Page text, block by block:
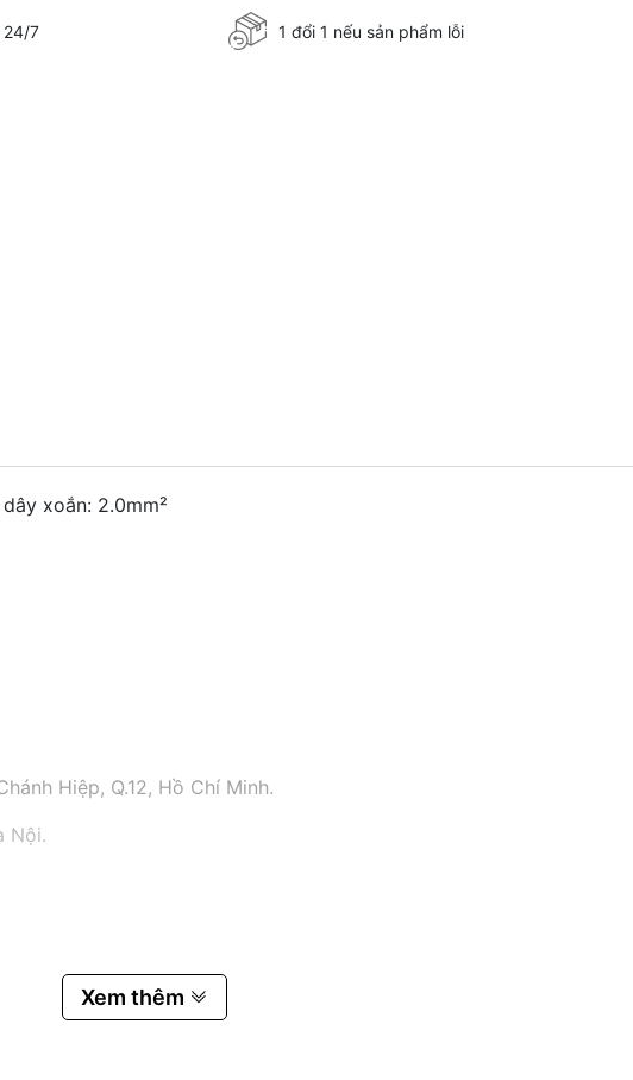
24/7 1 đổi 1 nếu sản phẩm lỗi
xoắn: 2.0mm²
Hiệp, Q.12, Hồ Chí Minh.
Nội.
Xem thêm